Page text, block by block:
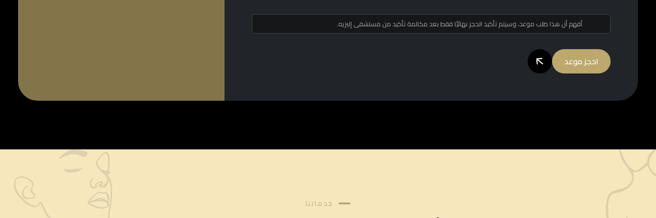
أفهم أن هذا طلب موعد، وسيتم تأكيد الحجز نهائيًا فقط بعد مكالمة تأكيد من مستشفى إليزيه.
احجز موعد
خدماتنا